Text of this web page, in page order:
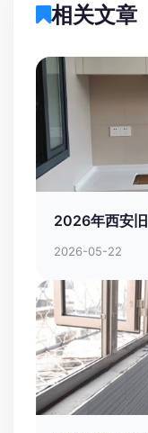
相关文章
2026年西安
2026-05-22